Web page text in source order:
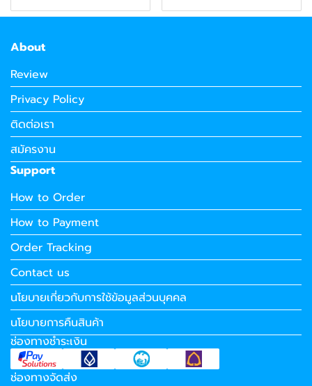
About
Review
Privacy Policy
ติดต่อเรา
สมัครงาน
Support
How to Order
How to Payment
Order Tracking
Contact us
นโยบายเกี่ยวกับการใช้ข้อมูลส่วนบุคคล
นโยบายการคืนสินค้า
ช่องทางชำระเงิน
ช่องทางจัดส่ง